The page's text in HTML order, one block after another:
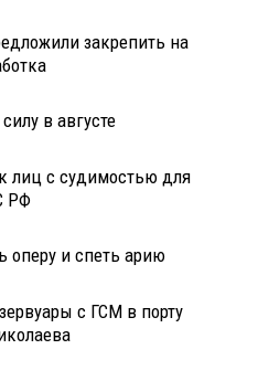
закрепить на
в августе
лиц с судимостью для
РФ
оперу и спеть арию
с ГСМ в порту